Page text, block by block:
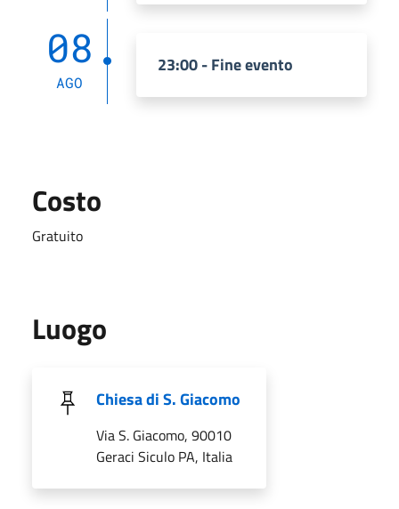
08
AGO
23:00 - Fine evento
Costo
Gratuito
Luogo
Chiesa di S. Giacomo
Via S. Giacomo, 90010
Geraci Siculo PA, Italia